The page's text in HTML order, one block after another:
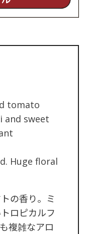
tomato
and sweet
Huge floral
の香り。ミ
ロピカルフ
複雑なアロ